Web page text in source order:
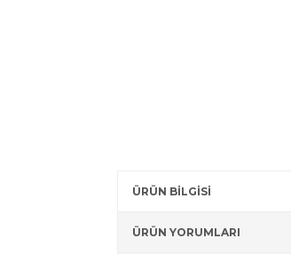
ÜRÜN BİLGİSİ
ÜRÜN YORUMLARI